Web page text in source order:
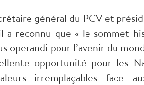
général du PCV et
a reconnu que « le sommet
operandi pour l’avenir du
opportunité pour les
irremplaçables face